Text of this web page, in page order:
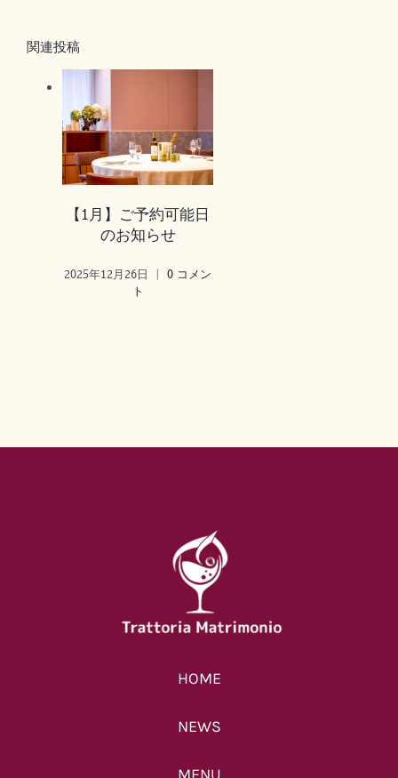
関連投稿
【1月】ご予約可能日
のお知らせ
2025年12月26日 | 0 コメン
ト
【12月】ご予約可能
【11/25-11/28】営業
0 コメン
HOME
NEWS